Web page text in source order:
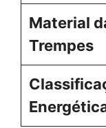
Material
Trempes